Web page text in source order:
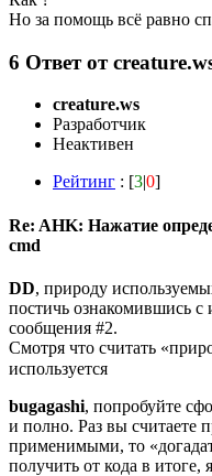
Но за помощь всё равно
6 Ответ от
creature.ws
Разработчик
Неактивен
Рейтинг : [3|0]
Re: AHK: Нажатие
cmd
DD, природу
постичь ознакомившись
сообщения #2.
Смотря что считать
используется
bugagashi, попробуйте
и полно. Раз вы считаете
применимыми, то
получить от кода в итоге,